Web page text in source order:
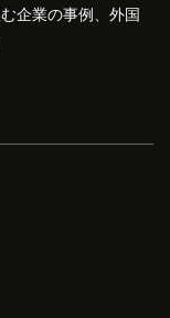
企業の事例、外国